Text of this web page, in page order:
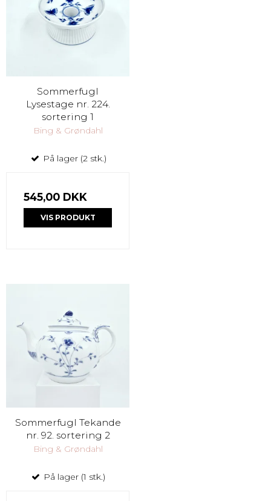
Sommerfugl
Lysestage nr. 224.
sortering 1
Bing & Grøndahl
På lager (2 stk.)
545,00 DKK
VIS PRODUKT
Sommerfugl Tekande
nr. 92. sortering 2
Bing & Grøndahl
På lager (1 stk.)